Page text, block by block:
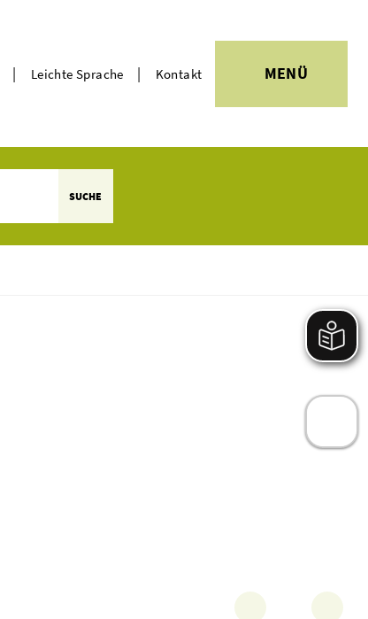
| Leichte Sprache | Kontakt MENÜ
SUCHE